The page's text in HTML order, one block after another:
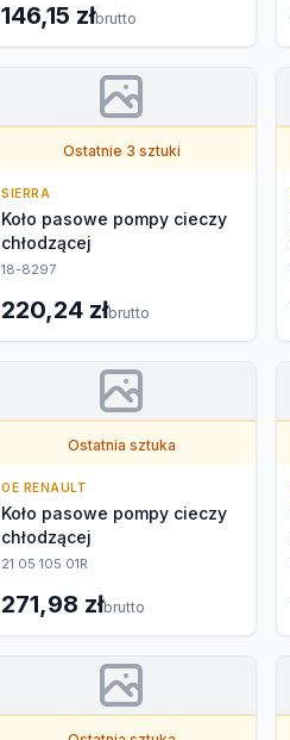
146,15 złbrutto
Ostatnie 3 sztuki
SIERRA
Koło pasowe pompy cieczy
chłodzącej
18-8297
220,24 złbrutto
Ostatnia sztuka
OE RENAULT
Koło pasowe pompy cieczy
chłodzącej
21 05 105 01R
271,98 złbrutto